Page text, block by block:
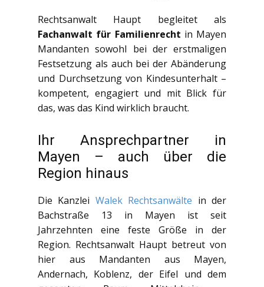
Rechtsanwalt Haupt begleitet als
Fachanwalt für Familienrecht in Mayen
Mandanten sowohl bei der erstmaligen
Festsetzung als auch bei der Abänderung
und Durchsetzung von Kindesunterhalt –
kompetent, engagiert und mit Blick für
das, was das Kind wirklich braucht.
Ihr Ansprechpartner in
Mayen – auch über die
Region hinaus
Die Kanzlei Walek Rechtsanwälte in der
Bachstraße 13 in Mayen ist seit
Jahrzehnten eine feste Größe in der
Region. Rechtsanwalt Haupt betreut von
hier aus Mandanten aus Mayen,
Andernach, Koblenz, der Eifel und dem